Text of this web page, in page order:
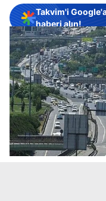
Takvim'i
haberi alın!